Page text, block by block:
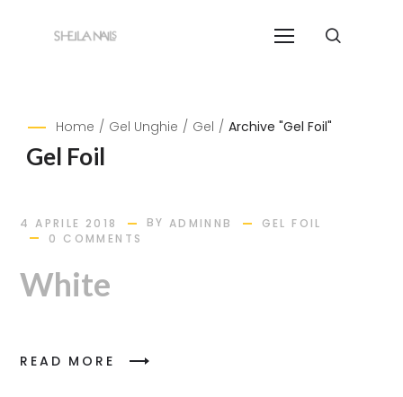
Home / Gel Unghie / Gel / Archive "Gel Foil"
Gel Foil
4 APRILE 2018 BY ADMINNB
GEL FOIL
0 COMMENTS
White
READ MORE